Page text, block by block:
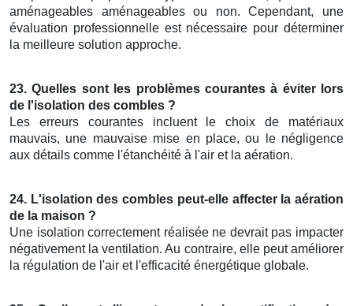
aménageables aménageables ou non. Cependant, une
évaluation professionnelle est nécessaire pour déterminer
la meilleure solution approche.
23. Quelles sont les problèmes courantes à éviter lors
de l'isolation des combles ?
Les erreurs courantes incluent le choix de matériaux
mauvais, une mauvaise mise en place, ou le négligence
aux détails comme l'étanchéité à l'air et la aération.
24. L'isolation des combles peut-elle affecter la aération
de la maison ?
Une isolation correctement réalisée ne devrait pas impacter
négativement la ventilation. Au contraire, elle peut améliorer
la régulation de l'air et l'efficacité énergétique globale.